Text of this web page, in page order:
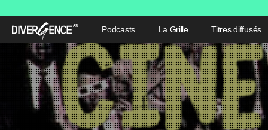
Podcasts La Grille Titres diffusés